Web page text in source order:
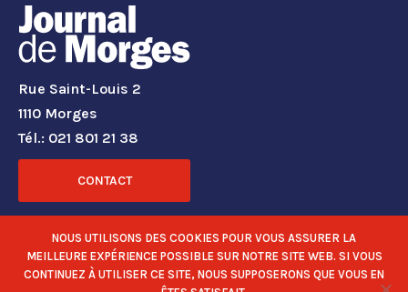
Rue Saint-Louis 2
1110 Morges
Tél.: 021 801 21 38
CONTACT
RÉSEAUX SOCIAUX
NOUS UTILISONS DES COOKIES POUR VOUS ASSURER LA
MEILLEURE EXPÉRIENCE POSSIBLE SUR NOTRE SITE WEB. SI VOUS
CONTINUEZ À UTILISER CE SITE, NOUS SUPPOSERONS QUE VOUS EN